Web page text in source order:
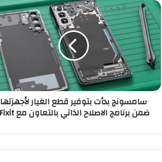
سامسونج
بدأت
بتوفير
قطع
الغيار
لأجهزتها
ضمن
برنامج
الاصلاح
الذاتي
بالتعاون
iFixit
سامسونج بدأت بتوفير قطع الغيار لأجهزتها
ضمن برنامج الاصلاح الذاتي بالتعاون مع iFixit